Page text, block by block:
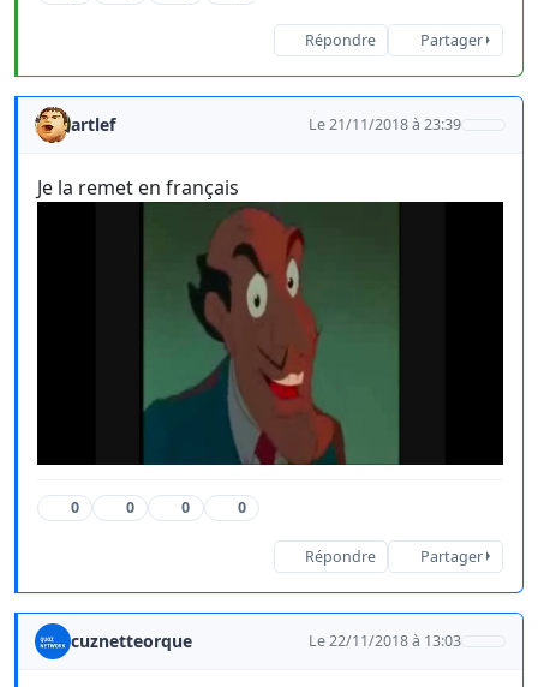
Répondre Partager
artlef Le 21/11/2018 à 23:39
Je la remet en français
0 0 0 0
Répondre Partager
cuznetteorque Le 22/11/2018 à 13:03